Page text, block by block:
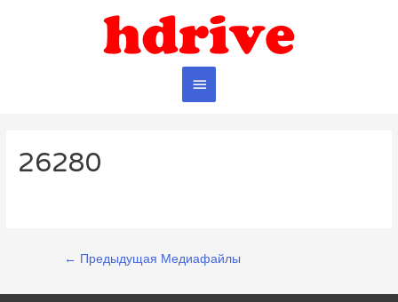
Главное
26280
Навигация
по
← Предыдущая Медиафайлы